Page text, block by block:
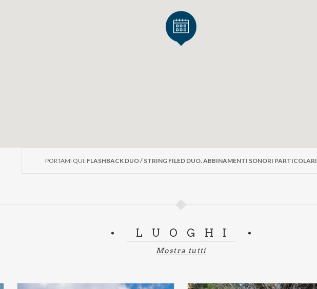
PORTAMI QUI: FLASHBACK DUO / STRING FILED DUO. ABBINAMENTI SONORI PARTICOLARI
LUOGHI
Mostra tutti